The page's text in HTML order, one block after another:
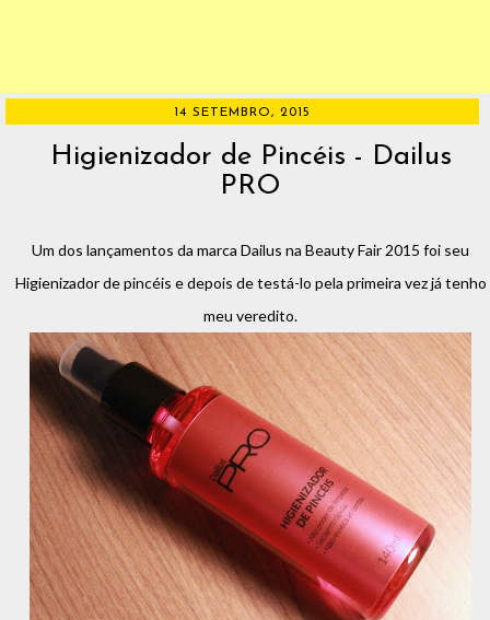
14 SETEMBRO, 2015
Higienizador de Pincéis - Dailus
PRO
Um dos lançamentos da marca Dailus na Beauty Fair 2015 foi seu
Higienizador de pincéis e depois de testá-lo pela primeira vez já tenho
meu veredito.